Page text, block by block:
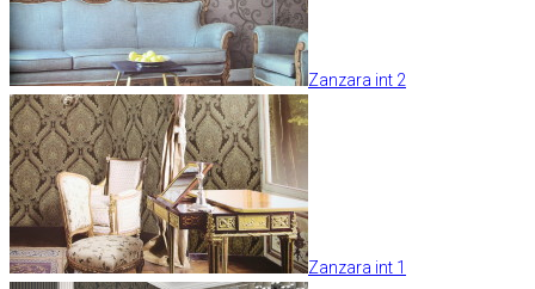
Zanzara int 2
Zanzara int 1